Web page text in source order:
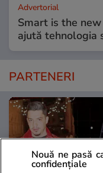
Advertorial
Smart is the new
ajută tehnologia
PARTENERI
Nouă ne pasă
confidențiale